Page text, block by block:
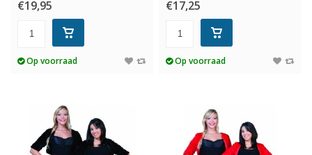
€19,95
Op voorraad
€17,25
Op voorraad